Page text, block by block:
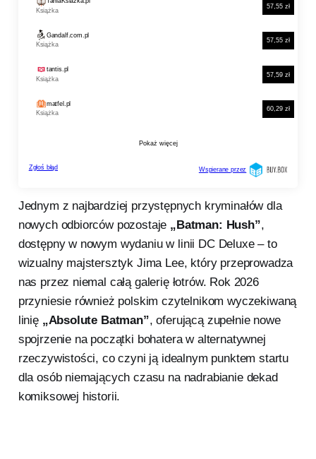
Jednym z najbardziej przystępnych kryminałów dla
nowych odbiorców pozostaje „Batman: Hush”,
dostępny w nowym wydaniu w linii DC Deluxe – to
wizualny majstersztyk Jima Lee, który przeprowadza
nas przez niemal całą galerię łotrów. Rok 2026
przyniesie również polskim czytelnikom wyczekiwaną
linię „Absolute Batman”, oferującą zupełnie nowe
spojrzenie na początki bohatera w alternatywnej
rzeczywistości, co czyni ją idealnym punktem startu
dla osób niemających czasu na nadrabianie dekad
komiksowej historii.